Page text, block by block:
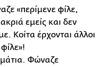
«περίμενε φίλε,
εμείς και δεν
Κοίτα έρχονται άλλοι
Φώναζε